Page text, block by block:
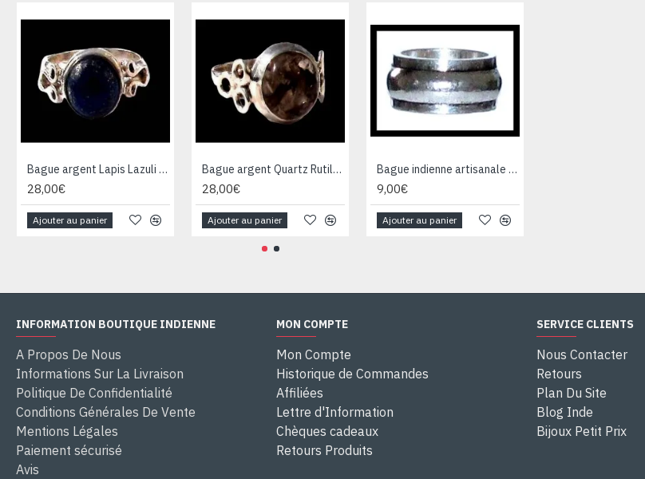
Bague argent Lapis Lazuli - Bijoux Inde - Bijoux indiens
28,00€
Ajouter au panier
Bague argent Quartz Rutile - Bague indienne - Bijoux indiens
28,00€
Ajouter au panier
Bague indienne artisanale en métal - Bijoux fantaisie
9,00€
Ajouter au panier
INFORMATION BOUTIQUE INDIENNE
A Propos De Nous
Informations Sur La Livraison
Politique De Confidentialité
Conditions Générales De Vente
Mentions Légales
Paiement sécurisé
Avis
MON COMPTE
Mon Compte
Historique de Commandes
Affiliées
Lettre d'Information
Chèques cadeaux
Retours Produits
SERVICE CLIENTS
Nous Contacter
Retours
Plan Du Site
Blog Inde
Bijoux Petit Prix